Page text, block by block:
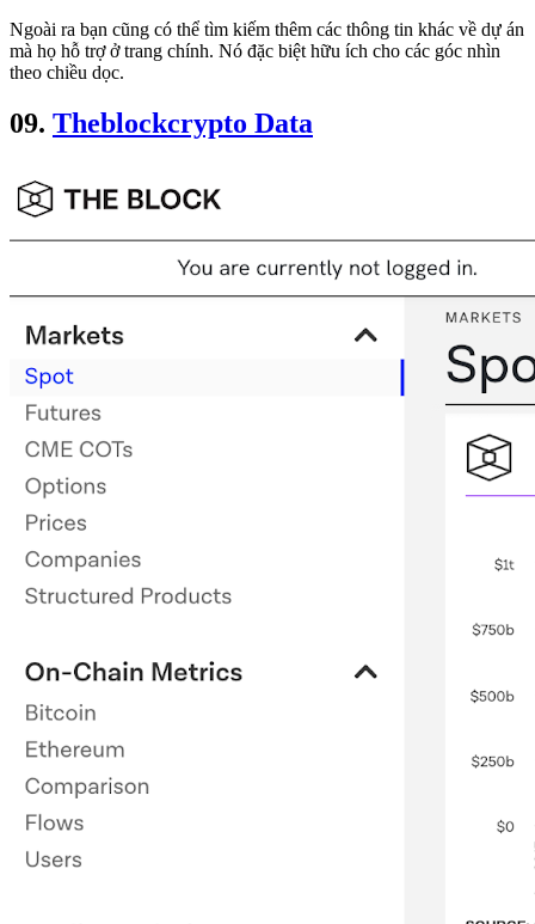
Ngoài ra bạn cũng có thể tìm kiếm thêm các thông tin khác về dự án
mà họ hỗ trợ ở trang chính. Nó đặc biệt hữu ích cho các góc nhìn
theo chiều dọc.
09. Theblockcrypto Data